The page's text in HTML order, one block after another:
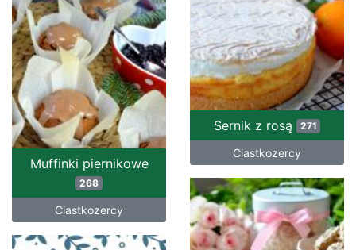
Sernik z rosą 271
Ciastkozercy
Muffinki piernikowe
268
Ciastkozercy